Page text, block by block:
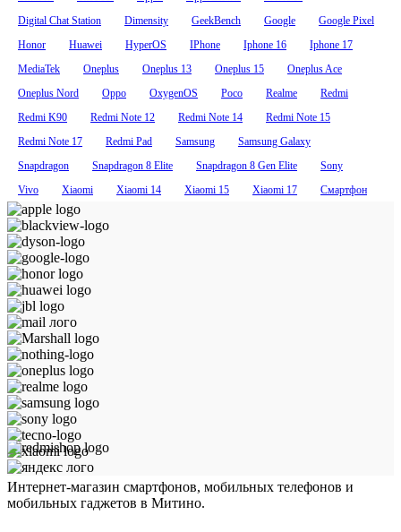
Digital Chat Station
Dimensity GeekBench Google
Google Pixel
Honor
Huawei HyperOS IPhone Iphone 16
Iphone 17
MediaTek
Oneplus Oneplus 13 Oneplus 15
Oneplus Ace
Oneplus Nord
Oppo OxygenOS Poco Realme
Redmi
Redmi K90
Redmi Note 12 Redmi Note 14
Redmi Note 15
Redmi Note 17
Redmi Pad Samsung
Samsung Galaxy
Snapdragon
Snapdragon 8 Elite Snapdragon 8 Gen Elite
Sony
Vivo
Xiaomi Xiaomi 14 Xiaomi 15 Xiaomi 17 Смартфон
Интернет-магазин смартфонов, мобильных телефонов и
мобильных гаджетов в Митино.